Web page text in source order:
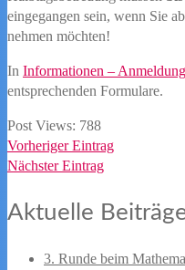
eingegangen sein, wenn Sie
nehmen möchten!
In Informationen –
entsprechenden Formulare.
Post Views: 788
Vorheriger Eintrag
Nächster Eintrag
Aktuelle
3. Runde beim